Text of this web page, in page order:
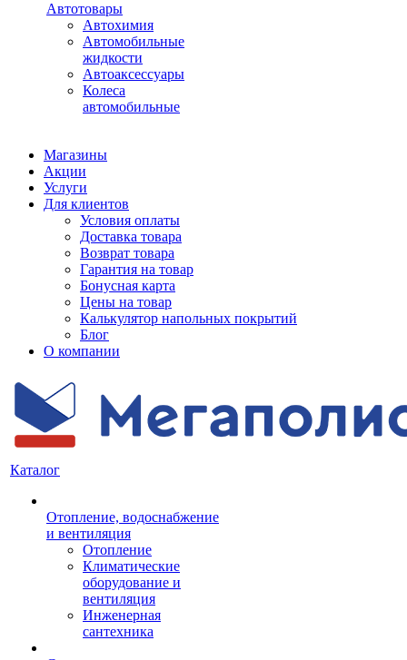
Автотовары
Автохимия
Автомобильные
жидкости
Автоаксессуары
Колеса
автомобильные
Магазины
Акции
Услуги
Для клиентов
Условия оплаты
Доставка товара
Возврат товара
Гарантия на товар
Бонусная карта
Цены на товар
Калькулятор напольных покрытий
Блог
О компании
Каталог
Отопление, водоснабжение
и вентиляция
Отопление
Климатические
оборудование и
вентиляция
Инженерная
сантехника